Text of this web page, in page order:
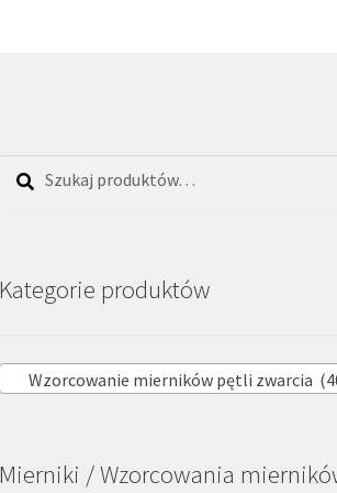
Szukaj:
Szukaj
Kategorie produktów
Wzorcowanie mierników pętli zwarcia
Mierniki / Wzorcowania